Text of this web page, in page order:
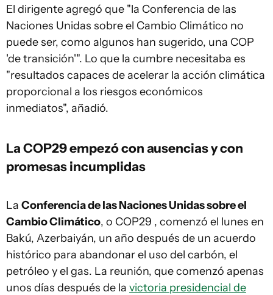
El dirigente agregó que "la Conferencia de las
Naciones Unidas sobre el Cambio Climático no
puede ser, como algunos han sugerido, una COP
'de transición'". Lo que la cumbre necesitaba es
"resultados capaces de acelerar la acción climática
proporcional a los riesgos económicos
inmediatos", añadió.
La COP29 empezó con ausencias y con
promesas incumplidas
La Conferencia de las Naciones Unidas sobre el
Cambio Climático, o COP29 , comenzó el lunes en
Bakú, Azerbaiyán, un año después de un acuerdo
histórico para abandonar el uso del carbón, el
petróleo y el gas. La reunión, que comenzó apenas
unos días después de la victoria presidencial de